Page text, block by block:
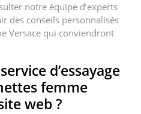
notre équipe d’experts
des conseils personnalisés
Versace qui conviendront
d’essayage
femme
web ?